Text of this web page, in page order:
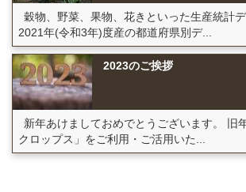
穀物、野菜、果物、花きといった生産統計デ
2021年(令和3年)度産の都道府県別デ...
2023のご挨拶
新年あけましておめでとうございます。 旧
クロップス」をご利用・ご活用いた...